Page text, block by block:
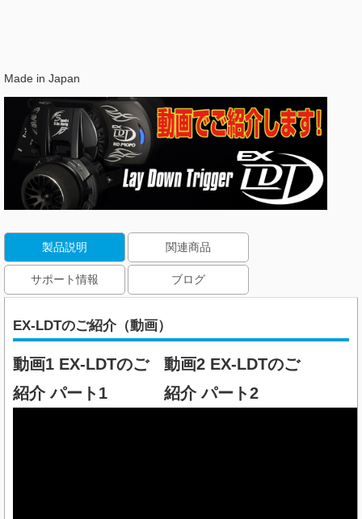
Made in Japan
製品説明 関連商品
サポート情報 ブログ
EX-LDTのご紹介（動画）
動画1 EX-LDTのご
紹介 パート1
動画2 EX-LDTのご
紹介 パート2